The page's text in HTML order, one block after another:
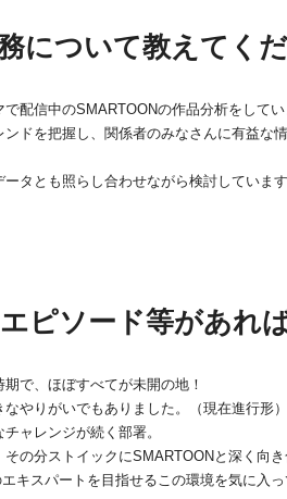
について教えてくだ
配信中のSMARTOONの作品分析をしてい
ドを把握し、関係者のみなさんに有益な
タとも照らし合わせながら検討していま
ピソード等があれ
で、ほぼすべてが未開の地！
やりがいでもありました。（現在進行形）
ャレンジが続く部署。
の分ストイックにSMARTOONと深く向き
キスパートを目指せるこの環境を気に入っ